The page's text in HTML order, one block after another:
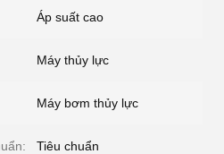
Áp suất cao
Máy thủy lực
Máy bơm thủy lực
Tiêu chuẩn